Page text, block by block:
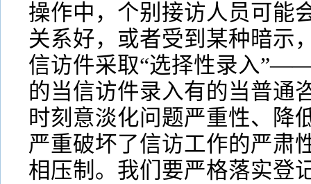
操作中，个别接访人员可能
关系好，或者受到某种暗示
信访件采取“选择性录入
的当信访件录入有的当普通
时刻意淡化问题严重性、降
严重破坏了信访工作的严肃
相压制。我们要严格落实登